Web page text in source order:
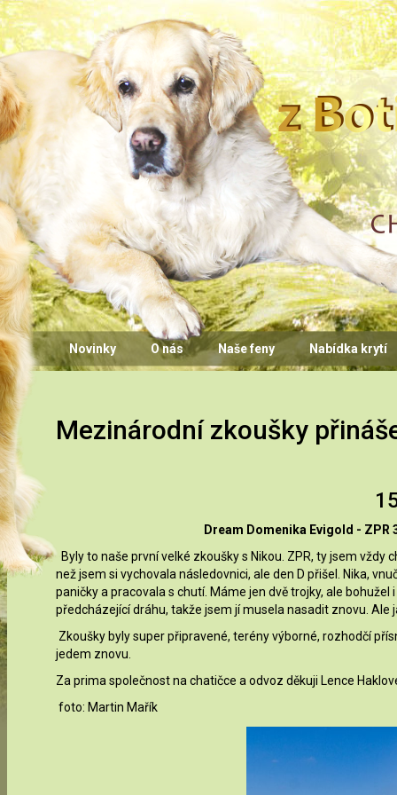
CHS z
Novinky O nás Naše feny Nabídka krytí
Mezinárodní zkoušky
Dream Domenika Evigold -
Byly to naše první velké zkoušky s Nikou. ZPR, ty jsem
než jsem si vychovala následovnici, ale den D přišel. Nika,
paničky a pracovala s chutí. Máme jen dvě trojky, ale
předcházející dráhu, takže jsem jí musela nasadit znovu. Ale
Zkoušky byly super připravené, terény výborné, rozhodčí
jedem znovu.
Za prima společnost na chatičce a odvoz děkuji Lence
foto: Martin Mařík